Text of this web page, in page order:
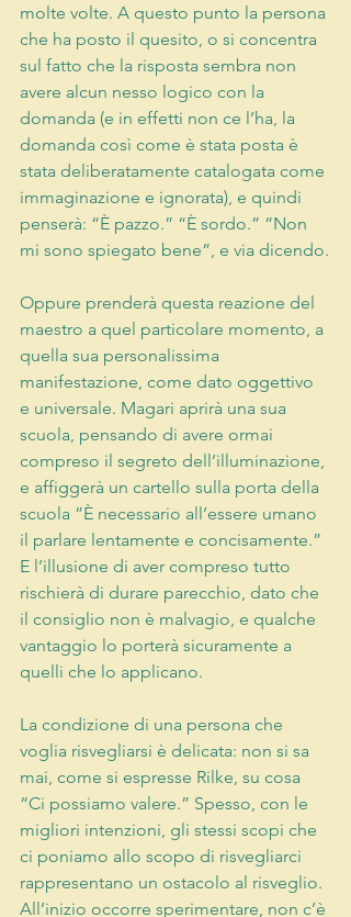
molte volte. A questo punto la persona
che ha posto il quesito, o si concentra
sul fatto che la risposta sembra non
avere alcun nesso logico con la
domanda (e in effetti non ce l’ha, la
domanda così come è stata posta è
stata deliberatamente catalogata come
immaginazione e ignorata), e quindi
penserà: “È pazzo.” “È sordo.” “Non
mi sono spiegato bene”, e via dicendo.
Oppure prenderà questa reazione del
maestro a quel particolare momento, a
quella sua personalissima
manifestazione, come dato oggettivo
e universale. Magari aprirà una sua
scuola, pensando di avere ormai
compreso il segreto dell’illuminazione,
e affiggerà un cartello sulla porta della
scuola ”È necessario all’essere umano
il parlare lentamente e concisamente.”
E l’illusione di aver compreso tutto
rischierà di durare parecchio, dato che
il consiglio non è malvagio, e qualche
vantaggio lo porterà sicuramente a
quelli che lo applicano.
La condizione di una persona che
voglia risvegliarsi è delicata: non si sa
mai, come si espresse Rilke, su cosa
“Ci possiamo valere.” Spesso, con le
migliori intenzioni, gli stessi scopi che
ci poniamo allo scopo di risvegliarci
rappresentano un ostacolo al risveglio.
All’inizio occorre sperimentare, non c’è